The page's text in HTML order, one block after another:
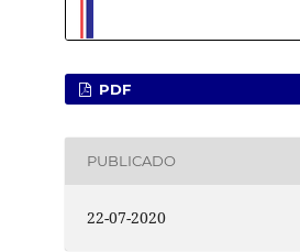
PDF
PUBLICADO
22-07-2020